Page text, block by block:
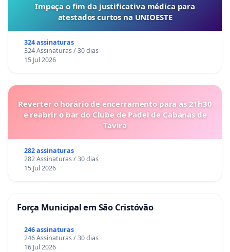
Impeça o fim da justificativa médica para
atestados curtos na UNIOESTE
324 assinaturas
324 Assinaturas / 30 dias
15 Jul 2026
Reverter o horário de encerramento para as 21h30
e reabrir o bar do Clube de Padel de Cabanas de
Tavira
282 assinaturas
282 Assinaturas / 30 dias
15 Jul 2026
Força Municipal em São Cristóvão
246 assinaturas
246 Assinaturas / 30 dias
16 Jul 2026